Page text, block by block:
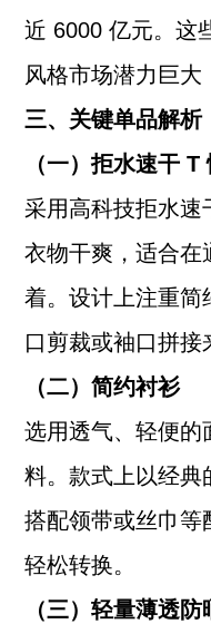
近 6000 亿元。这
风格市场潜力巨大
三、关键单品解析
（一）拒水速干 T
采用高科技拒水速
衣物干爽，适合在
着。设计上注重简
口剪裁或袖口拼接
（二）简约衬衫
选用透气、轻便的
料。款式上以经典
搭配领带或丝巾等
轻松转换。
（三）轻量薄透防